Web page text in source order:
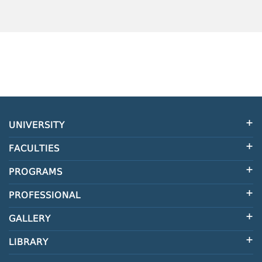
UNIVERSITY
FACULTIES
PROGRAMS
PROFESSIONAL
GALLERY
LIBRARY